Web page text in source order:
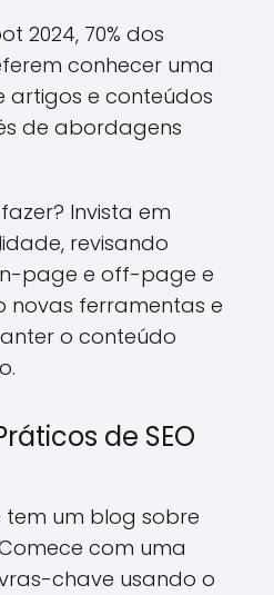
2024, 70% dos
conhecer uma
e conteúdos
de abordagens
Invista em
revisando
page e off-page e
novas ferramentas e
o conteúdo
de SEO
tem um blog sobre
com uma
chave usando o